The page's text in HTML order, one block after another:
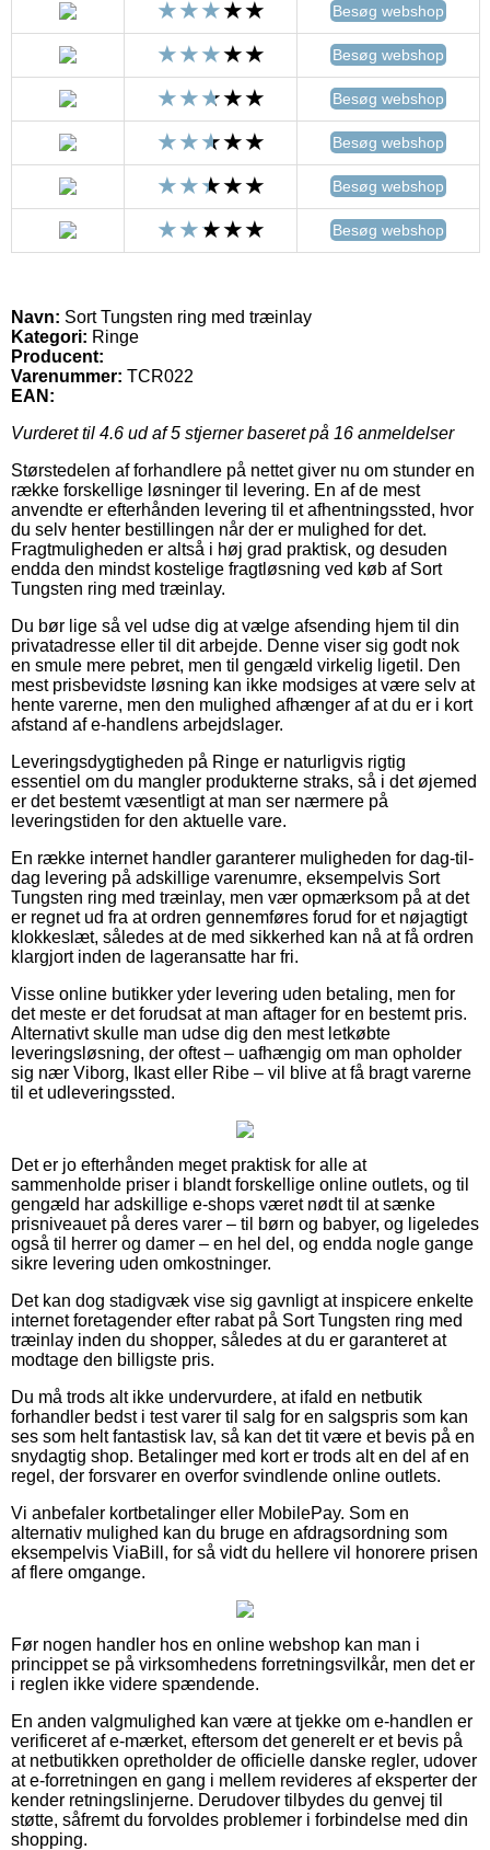
Besøg webshop
Besøg webshop
Besøg webshop
Besøg webshop
Besøg webshop
Besøg webshop
Navn: Sort Tungsten ring med træinlay
Kategori: Ringe
Producent:
Varenummer: TCR022
EAN:
Vurderet til 4.6 ud af 5 stjerner baseret på 16 anmeldelser
Størstedelen af forhandlere på nettet giver nu om stunder en
række forskellige løsninger til levering. En af de mest
anvendte er efterhånden levering til et afhentningssted, hvor
du selv henter bestillingen når der er mulighed for det.
Fragtmuligheden er altså i høj grad praktisk, og desuden
endda den mindst kostelige fragtløsning ved køb af Sort
Tungsten ring med træinlay.
Du bør lige så vel udse dig at vælge afsending hjem til din
privatadresse eller til dit arbejde. Denne viser sig godt nok
en smule mere pebret, men til gengæld virkelig ligetil. Den
mest prisbevidste løsning kan ikke modsiges at være selv at
hente varerne, men den mulighed afhænger af at du er i kort
afstand af e-handlens arbejdslager.
Leveringsdygtigheden på Ringe er naturligvis rigtig
essentiel om du mangler produkterne straks, så i det øjemed
er det bestemt væsentligt at man ser nærmere på
leveringstiden for den aktuelle vare.
En række internet handler garanterer muligheden for dag-til-
dag levering på adskillige varenumre, eksempelvis Sort
Tungsten ring med træinlay, men vær opmærksom på at det
er regnet ud fra at ordren gennemføres forud for et nøjagtigt
klokkeslæt, således at de med sikkerhed kan nå at få ordren
klargjort inden de lageransatte har fri.
Visse online butikker yder levering uden betaling, men for
det meste er det forudsat at man aftager for en bestemt pris.
Alternativt skulle man udse dig den mest letkøbte
leveringsløsning, der oftest – uafhængig om man opholder
sig nær Viborg, Ikast eller Ribe – vil blive at få bragt varerne
til et udleveringssted.
Det er jo efterhånden meget praktisk for alle at
sammenholde priser i blandt forskellige online outlets, og til
gengæld har adskillige e-shops været nødt til at sænke
prisniveauet på deres varer – til børn og babyer, og ligeledes
også til herrer og damer – en hel del, og endda nogle gange
sikre levering uden omkostninger.
Det kan dog stadigvæk vise sig gavnligt at inspicere enkelte
internet foretagender efter rabat på Sort Tungsten ring med
træinlay inden du shopper, således at du er garanteret at
modtage den billigste pris.
Du må trods alt ikke undervurdere, at ifald en netbutik
forhandler bedst i test varer til salg for en salgspris som kan
ses som helt fantastisk lav, så kan det tit være et bevis på en
snydagtig shop. Betalinger med kort er trods alt en del af en
regel, der forsvarer en overfor svindlende online outlets.
Vi anbefaler kortbetalinger eller MobilePay. Som en
alternativ mulighed kan du bruge en afdragsordning som
eksempelvis ViaBill, for så vidt du hellere vil honorere prisen
af flere omgange.
Før nogen handler hos en online webshop kan man i
princippet se på virksomhedens forretningsvilkår, men det er
i reglen ikke videre spændende.
En anden valgmulighed kan være at tjekke om e-handlen er
verificeret af e-mærket, eftersom det generelt er et bevis på
at netbutikken opretholder de officielle danske regler, udover
at e-forretningen en gang i mellem revideres af eksperter der
kender retningslinjerne. Derudover tilbydes du genvej til
støtte, såfremt du forvoldes problemer i forbindelse med din
shopping.